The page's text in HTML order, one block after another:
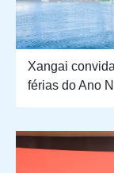
Xangai
férias do Ano